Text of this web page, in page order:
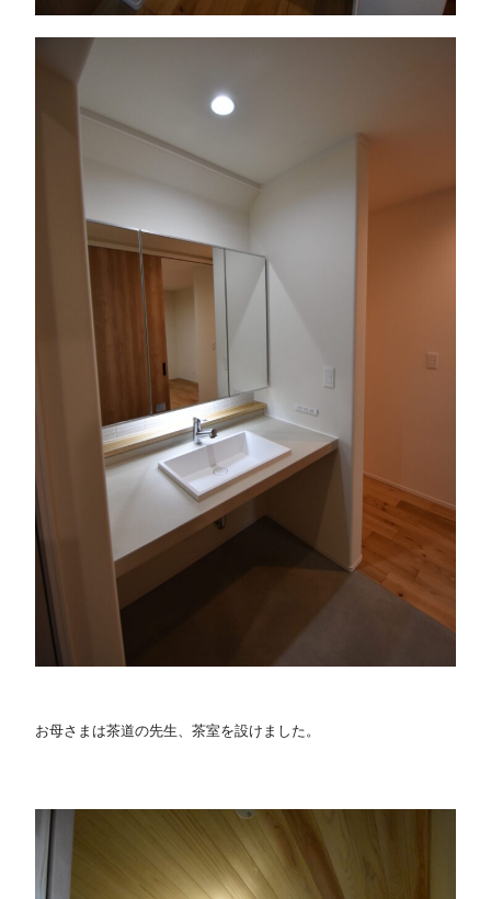
お母さまは茶道の先生、茶室を設けました。